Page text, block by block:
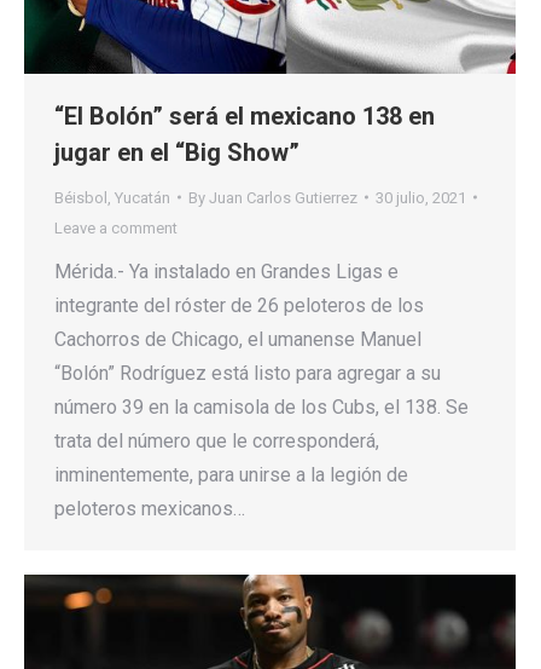
“El Bolón” será el mexicano 138 en
jugar en el “Big Show”
Béisbol Yucatán By Juan Carlos Gutierrez
30 julio, 2021
Leave a comment
Mérida.- Ya instalado en Grandes Ligas e
integrante del róster de 26 peloteros de los
Cachorros de Chicago, el umanense Manuel
“Bolón” Rodríguez está listo para agregar a su
número 39 en la camisola de los Cubs, el 138. Se
trata del número que le corresponderá,
inminentemente, para unirse a la legión de
peloteros mexicanos…